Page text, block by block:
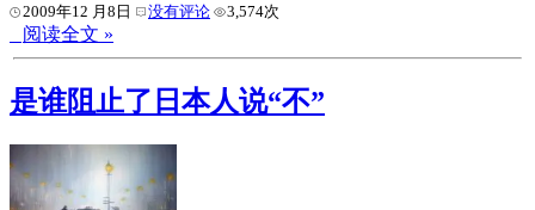
2009年12 月8日 没有评论 3,574次
阅读全文 »
是谁阻止了日本人说“不”